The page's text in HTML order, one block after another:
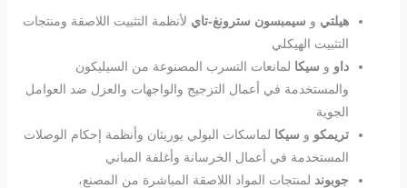
هيلتي و سيمبسون سترونغ-تاي لأنظمة التثبيت اللاصقة ومنتجات
التثبيت الهيكلي
داو و سيكا لمانعات التسرب المصنوعة من السيليكون
والمستخدمة في أعمال التزجيج والواجهات والعزل ضد العوامل
الجوية
تريمكو و سيكا لماسكات البولي يوريثان وأنظمة إحكام الوصلات
المستخدمة في أعمال الخرسانة وأغلفة المباني
جوبوند لمنتجات المواد اللاصقة المباشرة من المصنع،